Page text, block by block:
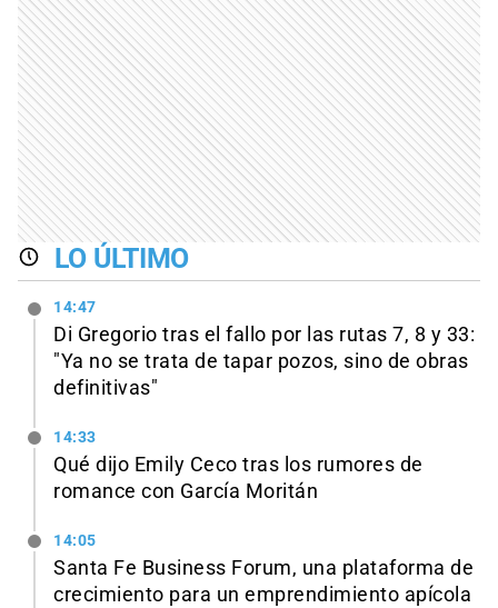
LO ÚLTIMO
14:47
Di Gregorio tras el fallo por las rutas 7, 8 y 33:
"Ya no se trata de tapar pozos, sino de obras
definitivas"
14:33
Qué dijo Emily Ceco tras los rumores de
romance con García Moritán
14:05
Santa Fe Business Forum, una plataforma de
crecimiento para un emprendimiento apícola